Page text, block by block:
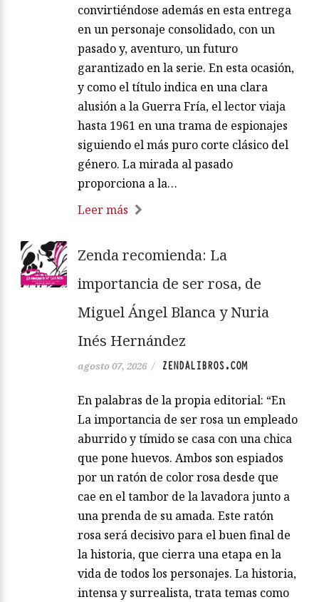
convirtiéndose además en esta entrega
en un personaje consolidado, con un
pasado y, aventuro, un futuro
garantizado en la serie. En esta ocasión,
y como el título indica en una clara
alusión a la Guerra Fría, el lector viaja
hasta 1961 en una trama de espionajes
siguiendo el más puro corte clásico del
género. La mirada al pasado
proporciona a la…
Leer más
Zenda recomienda: La
importancia de ser rosa, de
Miguel Ángel Blanca y Nuria
Inés Hernández
agosto 07, 2026 / ZENDALIBROS.COM
En palabras de la propia editorial: “En
La importancia de ser rosa un empleado
aburrido y tímido se casa con una chica
que pone huevos. Ambos son espiados
por un ratón de color rosa desde que
cae en el tambor de la lavadora junto a
una prenda de su amada. Este ratón
rosa será decisivo para el buen final de
la historia, que cierra una etapa en la
vida de todos los personajes. La historia,
intensa y surrealista, trata temas como